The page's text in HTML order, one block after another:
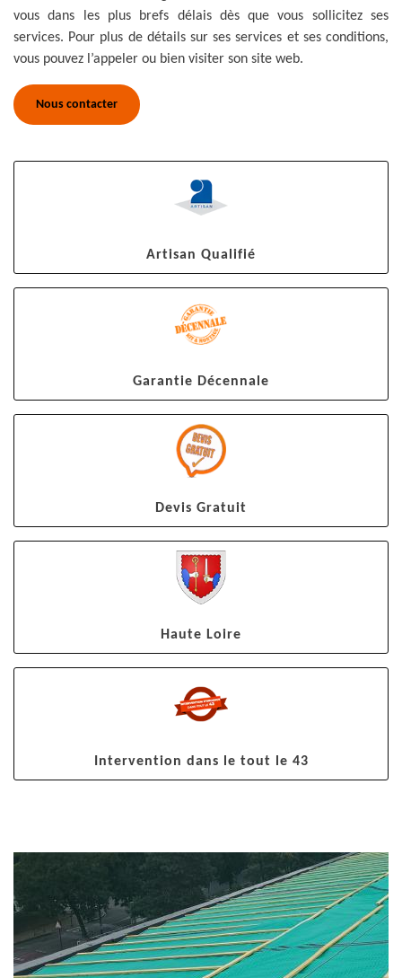
vous dans les plus brefs délais dès que vous sollicitez ses
services. Pour plus de détails sur ses services et ses conditions,
vous pouvez l’appeler ou bien visiter son site web.
Nous contacter
Artisan Qualifié
Garantie Décennale
Devis Gratuit
Haute Loire
Intervention dans le tout le 43